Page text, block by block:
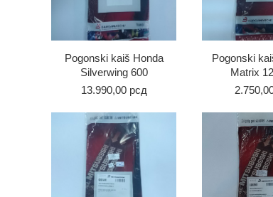
Pogonski kaiš Honda
Silverwing 600
13.990,00 рсд
Pogonski
Matrix